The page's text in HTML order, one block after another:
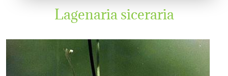
Lagenaria siceraria